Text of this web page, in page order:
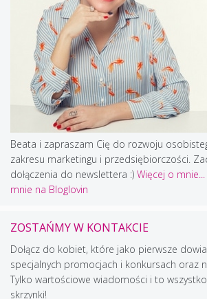
Beata i zapraszam Cię do rozwoju
zakresu marketingu i przedsiębiorczości.
dołączenia do newslettera :) Więcej o mnie...
mnie na Bloglovin
ZOSTAŃMY W KONTAKCIE
Dołącz do kobiet, które jako pierwsze
specjalnych promocjach i konkursach oraz
Tylko wartościowe wiadomości i to
skrzynki!